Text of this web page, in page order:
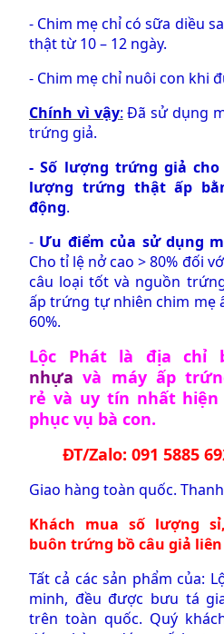
- Chim mẹ chỉ có sữa diều
thật từ 10 – 12 ngày.
- Chim mẹ chỉ nuôi con khi
Chính vì vậy: Đã sử dụng
trứng giả.
- Số lượng trứng giả
lượng trứng thật ấp
động.
- Ưu điểm của sử dụng
Cho tỉ lệ nở cao > 80% đối
câu loại tốt và nguồn
ấp trứng tự nhiên chim mẹ
60%.
Lộc Phát là địa chỉ
nhựa và máy ấp
rẻ và uy tín nhất hiện
phục vụ bà con.
ĐT/Zalo: 091 5885
Giao hàng toàn quốc.
Khách mua số lượng
buôn trứng bồ câu giả
Tất cả các sản phẩm của:
minh, đều được bưu tá
trên toàn quốc. Quý